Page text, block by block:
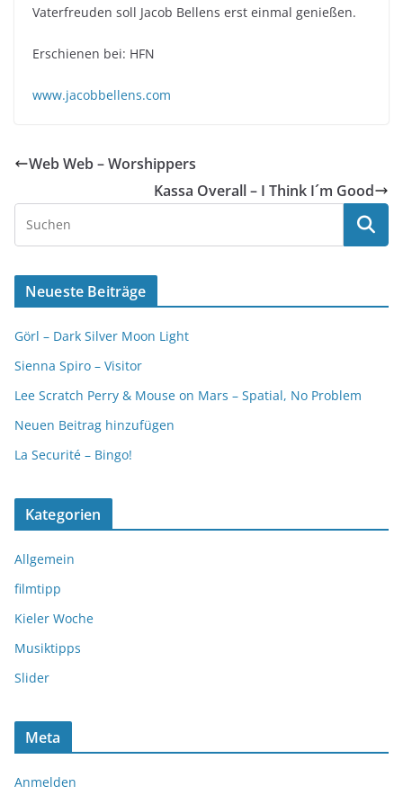
Vaterfreuden soll Jacob Bellens erst einmal genießen.
Erschienen bei: HFN
www.jacobbellens.com
Web Web – Worshippers
Kassa Overall – I Think I´m Good
Neueste Beiträge
Görl – Dark Silver Moon Light
Sienna Spiro – Visitor
Lee Scratch Perry & Mouse on Mars – Spatial, No Problem
Neuen Beitrag hinzufügen
La Securité – Bingo!
Kategorien
Allgemein
filmtipp
Kieler Woche
Musiktipps
Slider
Meta
Anmelden